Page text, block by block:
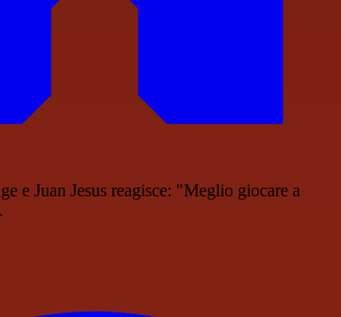
e Juan Jesus reagisce: "Meglio giocare a